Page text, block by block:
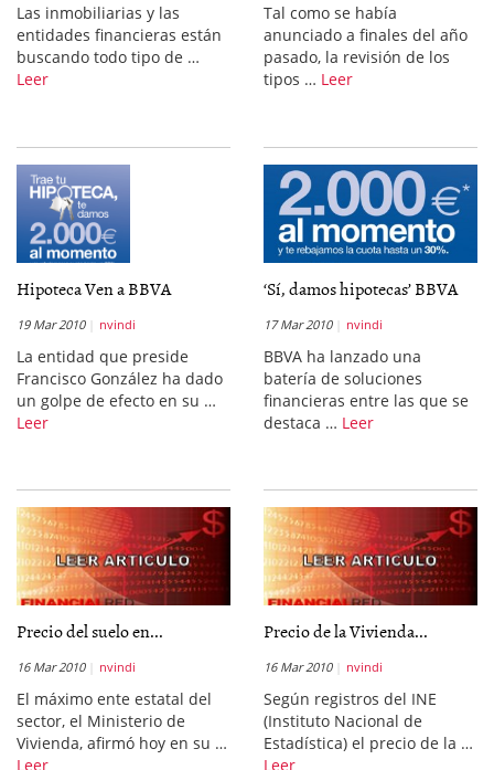
Las inmobiliarias y las
entidades financieras están
buscando todo tipo de …
Leer
Tal como se había
anunciado a finales del año
pasado, la revisión de los
tipos … Leer
Hipoteca Ven a BBVA
19 Mar 2010 nvindi
La entidad que preside
Francisco González ha dado
un golpe de efecto en su …
Leer
‘Sí, damos hipotecas’ BBVA
17 Mar 2010 nvindi
BBVA ha lanzado una
batería de soluciones
financieras entre las que se
destaca … Leer
Precio del suelo en...
16 Mar 2010 nvindi
El máximo ente estatal del
sector, el Ministerio de
Vivienda, afirmó hoy en su …
Leer
Precio de la Vivienda...
16 Mar 2010 nvindi
Según registros del INE
(Instituto Nacional de
Estadística) el precio de la …
Leer